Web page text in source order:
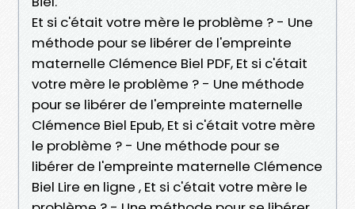
Et si c'était votre mère le problème ? - Une
méthode pour se libérer de l'empreinte
maternelle Clémence Biel PDF, Et si c'était
votre mère le problème ? - Une méthode
pour se libérer de l'empreinte maternelle
Clémence Biel Epub, Et si c'était votre mère
le problème ? - Une méthode pour se
libérer de l'empreinte maternelle Clémence
Biel Lire en ligne , Et si c'était votre mère le